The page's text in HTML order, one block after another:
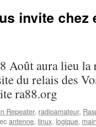
invite
Août aura lieu la
du relais des
ra88.org
Repeater, radioamateur,
antenne, linux, logique,